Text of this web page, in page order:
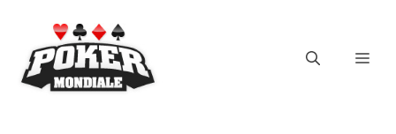
contenuto